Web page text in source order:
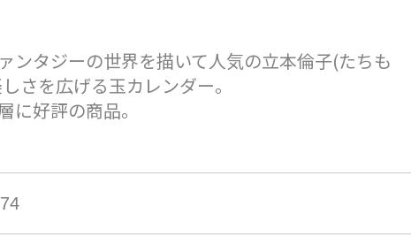
ンタジーの世界を描いて人気の立本倫子(たちも
さを広げる玉カレンダー。
に好評の商品。